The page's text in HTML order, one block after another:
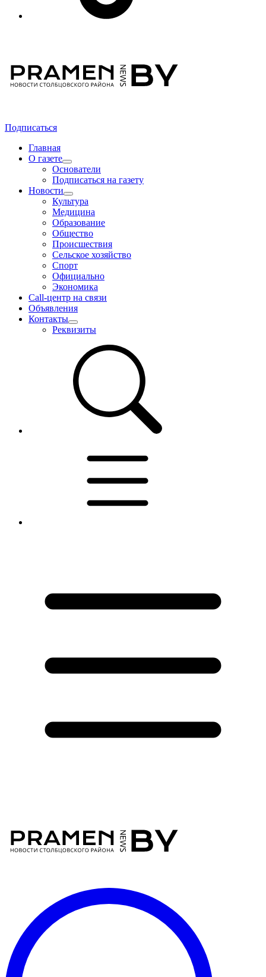
Подписаться
Главная
О газете
Основатели
Подписаться на газету
Новости
Культура
Медицина
Образование
Общество
Происшествия
Сельское хозяйство
Спорт
Официально
Экономика
Call-центр на связи
Объявления
Контакты
Реквизиты